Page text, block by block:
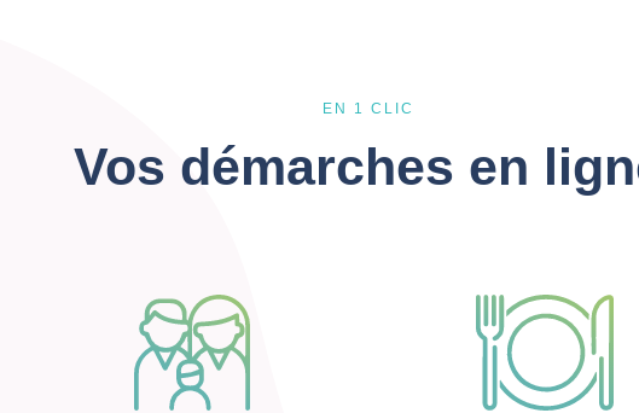
EN 1 CLIC
Vos démarches en